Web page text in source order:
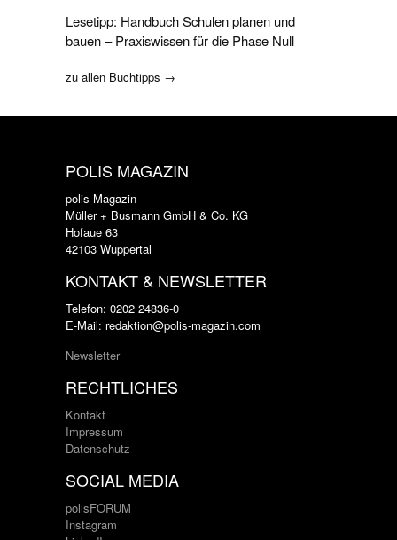
Lesetipp: Handbuch Schulen planen und
bauen – Praxiswissen für die Phase Null
zu allen Buchtipps →
POLIS MAGAZIN
polis Magazin
Müller + Busmann GmbH & Co. KG
Hofaue 63
42103 Wuppertal
KONTAKT & NEWSLETTER
Telefon: 0202 24836-0
E-Mail: redaktion@polis-magazin.com
Newsletter
RECHTLICHES
Kontakt
Impressum
Datenschutz
SOCIAL MEDIA
polisFORUM
Instagram